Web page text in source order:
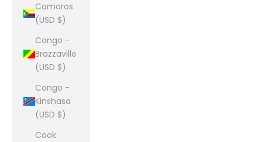
Comoros
(USD $)
Congo -
Brazzaville
(USD $)
Congo -
Kinshasa
(USD $)
Cook